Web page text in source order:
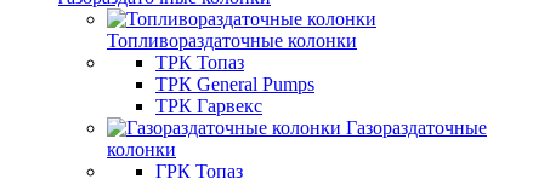
Топливораздаточные колонки
ТРК Топаз
ТРК General Pumps
ТРК Гарвекс
Газораздаточные
колонки
ГРК Топаз